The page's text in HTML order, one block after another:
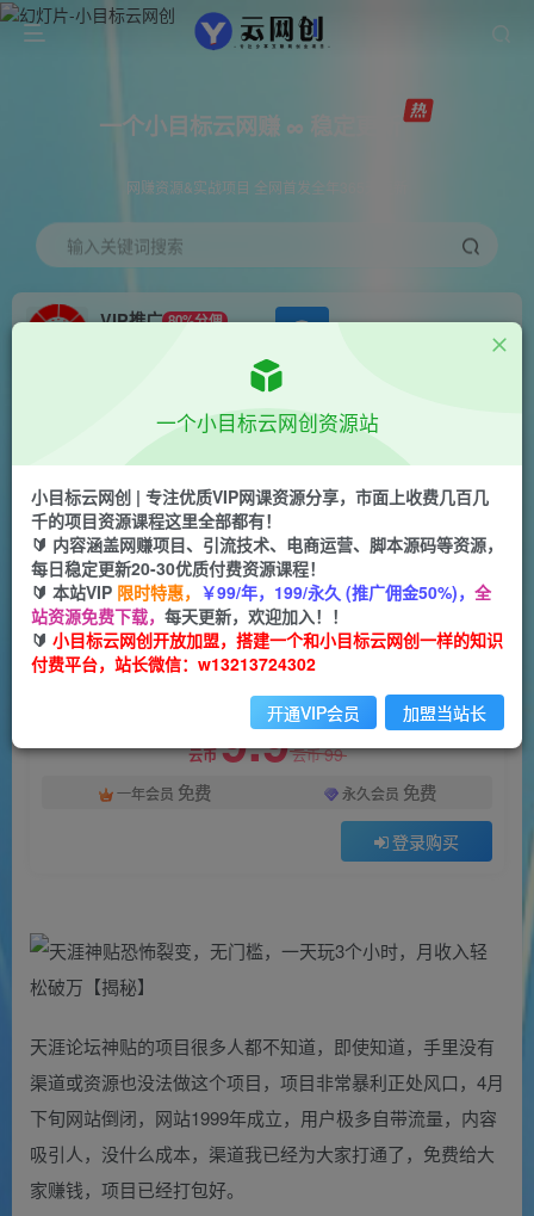
一个小目标云网赚 ∞ 稳定更新
网赚资源&实战项目 全网首发全年365天更新
输入关键词搜索
VIP推广 80%分佣
会员免费 正文
天涯神贴恐怖裂变，无门槛，一天玩3个小时，月
收入轻松破万【揭秘】
一个小目标云网创
2年前发布
关注 私信
1111 84
此内容为付费阅读，请付费后查看
云币9.9云币99
一年会员 免费 永久会员 免费
登录购买
付费阅读
天涯论坛神贴的项目很多人都不知道，即使知道，手里没有
渠道或资源也没法做这个项目，项目非常暴利正处风口，4月
下旬网站倒闭，网站1999年成立，用户极多自带流量，内容
吸引人，没什么成本，渠道我已经为大家打通了，免费给大
家赚钱，项目已经打包好。
一个小目标云网创资源站
小目标云网创 | 专注优质VIP网课资源分享，市面上收费几百几
千的项目资源课程这里全部都有！
🔰 内容涵盖网赚项目、引流技术、电商运营、脚本源码等资源，
每日稳定更新20-30优质付费资源课程！
🔰 本站VIP 限时特惠， ￥99/年，199/永久 (推广佣金50%)， 全
站资源免费下载， 每天更新，欢迎加入！！
🔰 小目标云网创开放加盟，搭建一个和小目标云网创一样的知识
付费平台，站长微信：w13213724302
开通VIP会员 加盟当站长